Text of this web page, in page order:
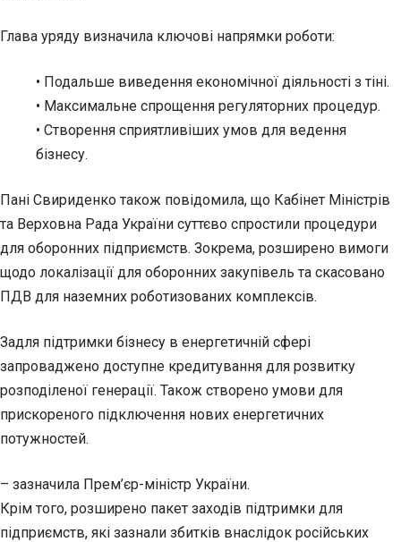
Глава уряду визначила ключові напрямки роботи:
• Подальше виведення економічної діяльності з тіні.
• Максимальне спрощення регуляторних процедур.
• Створення сприятливіших умов для ведення
бізнесу.
Пані Свириденко також повідомила, що Кабінет Міністрів
та Верховна Рада України суттєво спростили процедури
для оборонних підприємств. Зокрема, розширено вимоги
щодо локалізації для оборонних закупівель та скасовано
ПДВ для наземних роботизованих комплексів.
Задля підтримки бізнесу в енергетичній сфері
запроваджено доступне кредитування для розвитку
розподіленої генерації. Також створено умови для
прискореного підключення нових енергетичних
потужностей.
– зазначила Прем’єр-міністр України.
Крім того, розширено пакет заходів підтримки для
підприємств, які зазнали збитків внаслідок російських